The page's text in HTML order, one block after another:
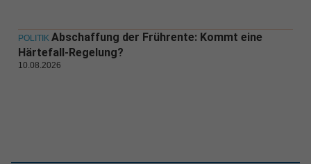
POLITIK Abschaffung der Frührente: Kommt eine
Härtefall-Regelung?
10.08.2026